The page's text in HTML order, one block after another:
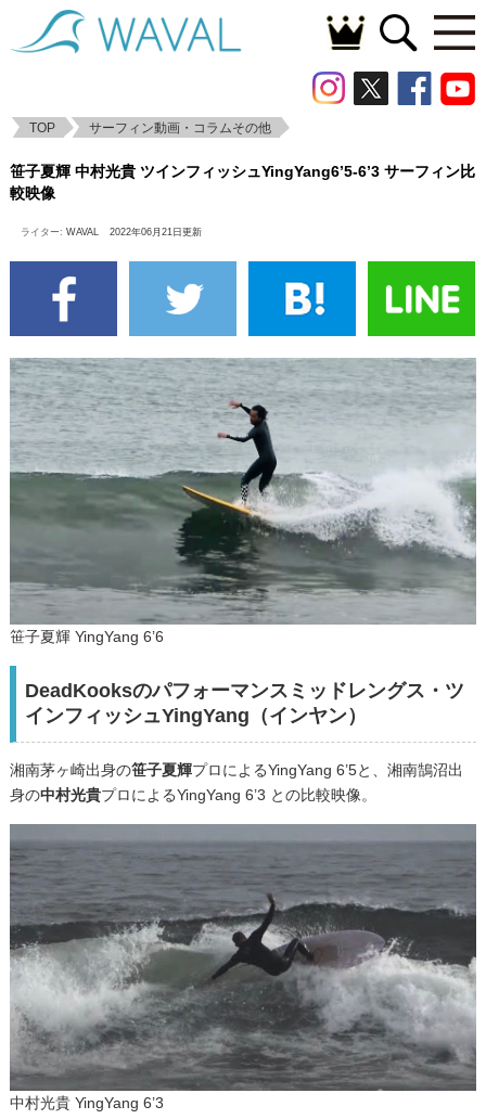
TOP サーフィン動画・コラムその他
YingYang6’5-6’3 サーフィン比較映像
笹子夏輝 中村光貴 ツインフィッシュYingYang6’5-6’3 サーフィン比
較映像
ライター: WAVAL 2022年06月21日更新
笹子夏輝 YingYang 6’6
DeadKooksのパフォーマンスミッドレングス・ツ
インフィッシュYingYang（インヤン）
湘南茅ヶ崎出身の笹子夏輝プロによるYingYang 6’5と、湘南鵠沼出
身の中村光貴プロによるYingYang 6’3 との比較映像。
中村光貴 YingYang 6’3